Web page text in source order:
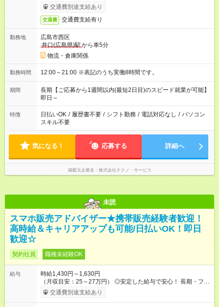
交通費別途支給あり
交通費 交通費支給有り
勤務地
広島市西区
井口(広島県)駅から車5分
物流・倉庫関係
勤務時間 12:00～21:00 ※表記のうち実働8時間です。
期間
長期【ご応募から1週間以内(最短2日目)のスピード就業が可能】
即日～
特徴 日払いOK / 履歴書不要 / シフト勤務 / 電話対応なし / パソコン
スキル不要
気になる！ 応募する 詳細へ
掲載元企業名 株式会社テクノ・サービス
未読
スマホ販売アドバイザー★携帯販売経験者歓迎！
高時給＆キャリアアップも可能/日払いOK！即日
歓迎☆
契約社員 職種未経験OK
給与
時給1,430円～1,630円
（月収目安：25～27万円） ◎安定した給与で安心！ 長期・フル
タイムで勤務いただける方にお越しいただきたいと思っていま
す。シフトが削られることはないので、安定した給与が入りま
交通費別途支給あり